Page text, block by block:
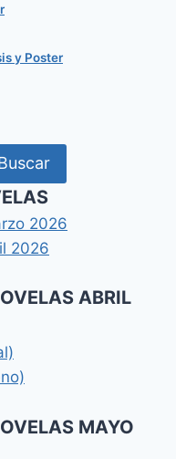
y Poster
2026
2026
ABRIL
MAYO